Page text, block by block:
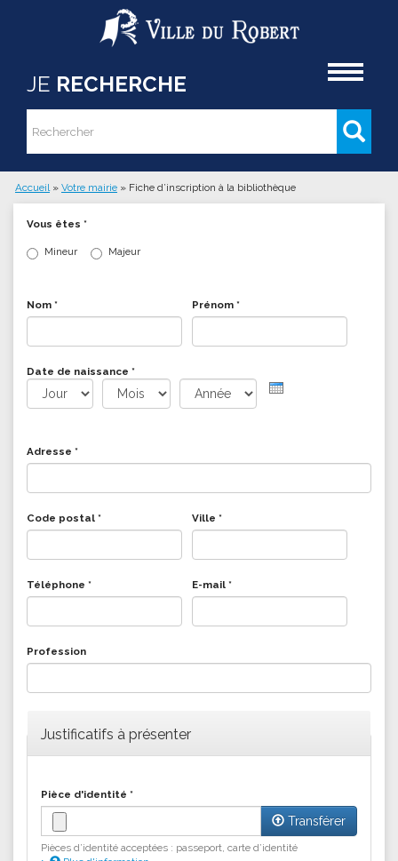
Aller au contenu principal
JE RECHERCHE
Formulaire de recherche
Rechercher
Vous êtes ici
Accueil » Votre mairie » Fiche d’inscription à la bibliothèque
Vous êtes *
Mineur Majeur
Nom * Prénom*
Date de naissance *
Adresse *
Code postal * Ville*
Téléphone * E-mail*
Profession
Justificatifs à présenter
Pièce d'identité *
Transférer
Pièces d’identité acceptées : passeport, carte d’identité